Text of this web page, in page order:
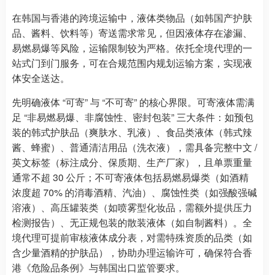
在韩国与香港的跨境运输中，液体类物品（如韩国产护肤
品、酱料、饮料等）寄送需求常见，但因液体存在渗漏、
易燃易爆等风险，运输限制较为严格。依托全境代理的一
站式门到门服务，可在合规范围内规划运输方案，实现液
体安全送达。
先明确液体 “可寄” 与 “不可寄” 的核心界限。可寄液体需满
足 “非易燃易爆、非腐蚀性、密封包装” 三大条件：如预包
装的韩式护肤品（爽肤水、乳液）、食品类液体（韩式辣
酱、蜂蜜）、普通清洁用品（洗衣液），需具备完整中文 /
英文标签（标注成分、保质期、生产厂家），且单票重量
通常不超 30 公斤；不可寄液体包括易燃易爆类（如酒精
浓度超 70% 的消毒酒精、汽油）、腐蚀性类（如强酸强碱
溶液）、高压罐装类（如喷雾型化妆品，需额外提供压力
检测报告）、无正规包装的散装液体（如自制酱料）。全
境代理可提前审核液体成分表，对需特殊资质的品类（如
含少量酒精的护肤品），协助办理运输许可，确保符合香
港《危险品条例》与韩国出口监管要求。